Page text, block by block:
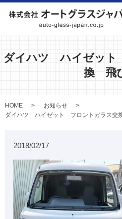
ダイハツ ハイゼッ
換 飛
HOME
お知らせ
ダイハツ ハイゼット フロントガラス交
2018/02/17